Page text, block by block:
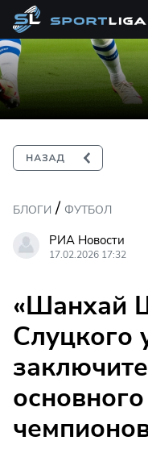
БЛОГИ / ФУТБОЛ
РИА Новости
17.02.2026 17:32
«Шанхай
Слуцкого